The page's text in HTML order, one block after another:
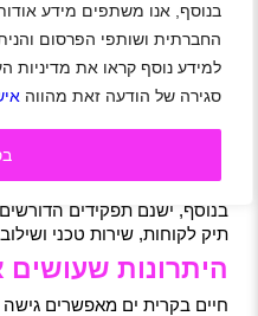
בנוסף, אנו משתפים מידע
החברתית ושותפי הפרסום
למידע נוסף קראו את מדיניות
סגירה של הודעה זאת מהווה
מה עושים בעיר –
בולטים
בחיפוש אחר משרות בעיר
גם שירות פרונטלי, מכירות
במיוחד ברשתות קמעוניות או
בנוסף, ישנם תפקידים הדורשים
תיק לקוחות, שירות טכני
היתרונות
חיים בקרית ים מאפשרים גישה